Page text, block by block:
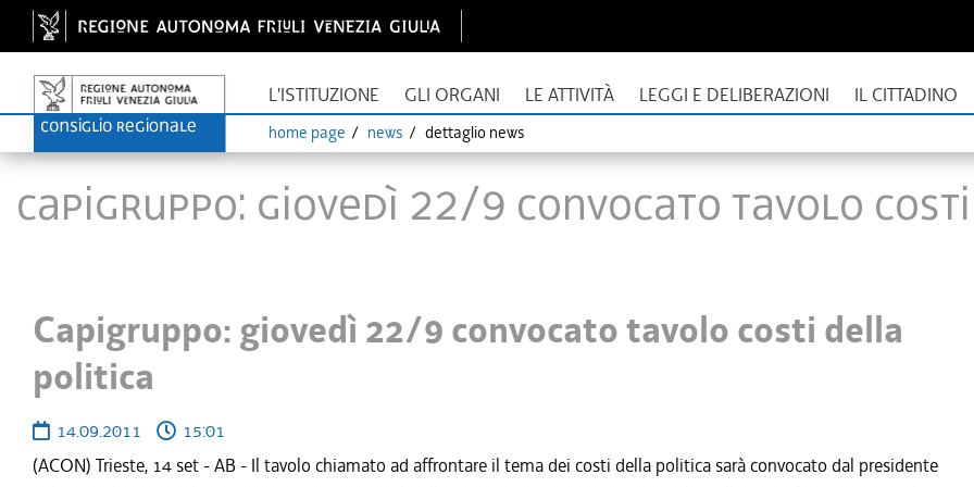
L'ISTITUZIONE GLI ORGANI LE ATTIVITÀ LEGGI E DELIBERAZIONI IL CITTADINO
home page news dettaglio news
Capigruppo: giovedì 22/9 convocato tavolo
Capigruppo: giovedì 22/9 convocato tavolo costi della
politica
14.09.2011
15:01
(ACON) Trieste, 14 set - AB - Il tavolo chiamato ad affrontare il tema dei costi della politica sarà convocato dal presidente